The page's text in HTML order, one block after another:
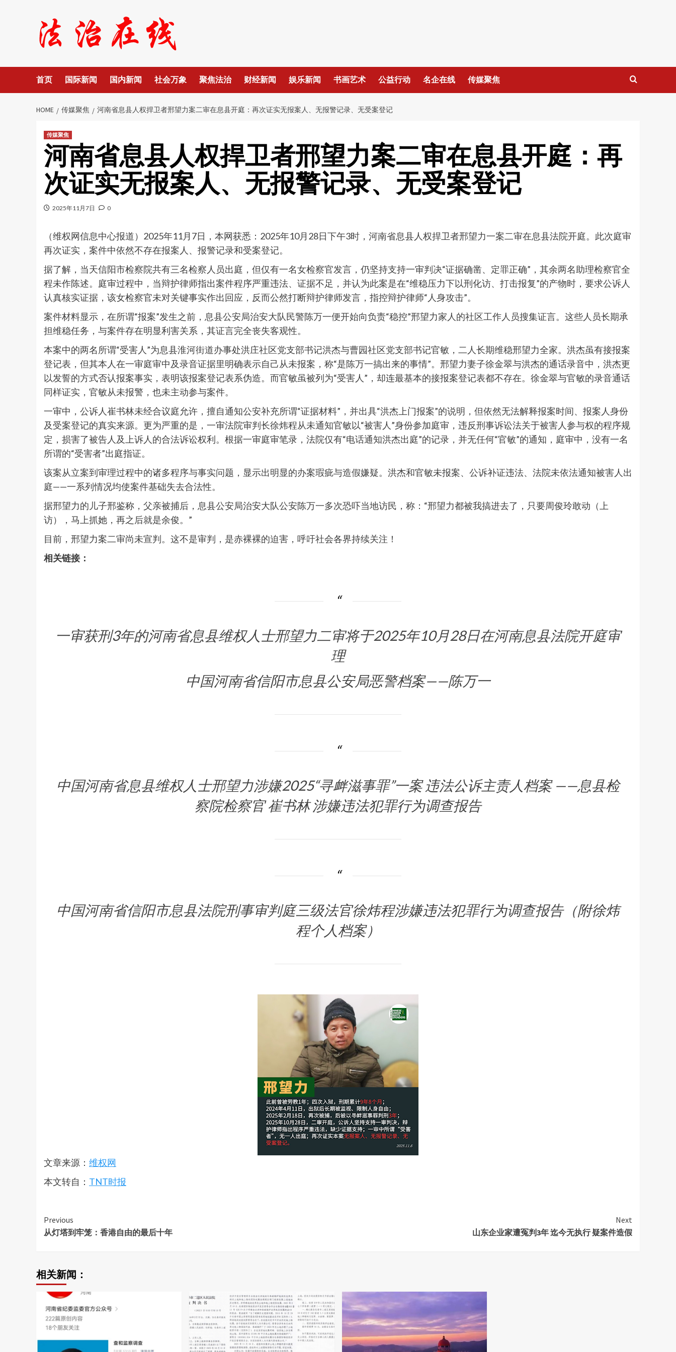
首页 国际新闻 国内新闻 社会万象 聚焦法治 财经新闻 娱乐新闻 书画艺术 公益行动 名企在线 传媒聚焦
HOME 传媒聚焦 河南省息县人权捍卫者邢望力案二审在息县开庭：再次证实无报案人、无报警记录、无受案登记
传媒聚焦
河南省息县人权捍卫者邢望力案二审在息县开庭：再
次证实无报案人、无报警记录、无受案登记
2025年11月7日 0
（维权网信息中心报道）2025年11月7日，本网获悉：2025年10月28日下午3时，河南省息县人权捍卫者邢望力一案二审在息县法院开庭。此次庭审
再次证实，案件中依然不存在报案人、报警记录和受案登记。
据了解，当天信阳市检察院共有三名检察人员出庭，但仅有一名女检察官发言，仍坚持支持一审判决“证据确凿、定罪正确”，其余两名助理检察官全
程未作陈述。庭审过程中，当辩护律师指出案件程序严重违法、证据不足，并认为此案是在“维稳压力下以刑化访、打击报复”的产物时，要求公诉人
认真核实证据，该女检察官未对关键事实作出回应，反而公然打断辩护律师发言，指控辩护律师“人身攻击”。
案件材料显示，在所谓“报案”发生之前，息县公安局治安大队民警陈万一便开始向负责“稳控”邢望力家人的社区工作人员搜集证言。这些人员长期承
担维稳任务，与案件存在明显利害关系，其证言完全丧失客观性。
本案中的两名所谓“受害人”为息县淮河街道办事处洪庄社区党支部书记洪杰与曹园社区党支部书记官敏，二人长期维稳邢望力全家。洪杰虽有接报案
登记表，但其本人在一审庭审中及录音证据里明确表示自己从未报案，称“是陈万一搞出来的事情”。邢望力妻子徐金翠与洪杰的通话录音中，洪杰更
以发誓的方式否认报案事实，表明该报案登记表系伪造。而官敏虽被列为“受害人”，却连最基本的接报案登记表都不存在。徐金翠与官敏的录音通话
同样证实，官敏从未报警，也未主动参与案件。
一审中，公诉人崔书林未经合议庭允许，擅自通知公安补充所谓“证据材料”，并出具“洪杰上门报案”的说明，但依然无法解释报案时间、报案人身份
及受案登记的真实来源。更为严重的是，一审法院审判长徐炜程从未通知官敏以“被害人”身份参加庭审，违反刑事诉讼法关于被害人参与权的程序规
定，损害了被告人及上诉人的合法诉讼权利。根据一审庭审笔录，法院仅有“电话通知洪杰出庭”的记录，并无任何“官敏”的通知，庭审中，没有一名
所谓的“受害者”出庭指证。
该案从立案到审理过程中的诸多程序与事实问题，显示出明显的办案瑕疵与造假嫌疑。洪杰和官敏未报案、公诉补证违法、法院未依法通知被害人出
庭——一系列情况均使案件基础失去合法性。
据邢望力的儿子邢鉴称，父亲被捕后，息县公安局治安大队公安陈万一多次恐吓当地访民，称：“邢望力都被我搞进去了，只要周俊玲敢动（上
访），马上抓她，再之后就是余俊。”
目前，邢望力案二审尚未宣判。这不是审判，是赤裸裸的迫害，呼吁社会各界持续关注！
相关链接：
一审获刑3年的河南省息县维权人士邢望力二审将于2025年10月28日在河南息县法院开庭审
理
中国河南省信阳市息县公安局恶警档案——陈万一
中国河南省息县维权人士邢望力涉嫌2025“寻衅滋事罪”一案 违法公诉主责人档案 ——息县检
察院检察官 崔书林 涉嫌违法犯罪行为调查报告
中国河南省信阳市息县法院刑事审判庭三级法官徐炜程涉嫌违法犯罪行为调查报告（附徐炜
程个人档案）
文章来源： 维权网
本文转自： TNT时报
Continue
Reading
Previous
从灯塔到牢笼：香港自由的最后十年
Next
山东企业家遭冤判3年 迄今无执行 疑案件造假
相关新闻：